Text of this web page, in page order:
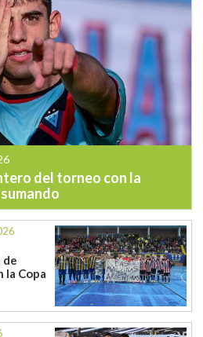
del torneo con la
de
la Copa